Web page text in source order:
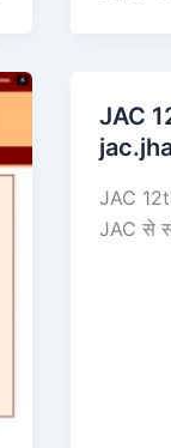
JAC
JAC
JAC से